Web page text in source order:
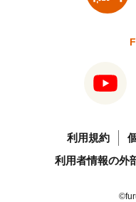
利用規約
利用者情報の外